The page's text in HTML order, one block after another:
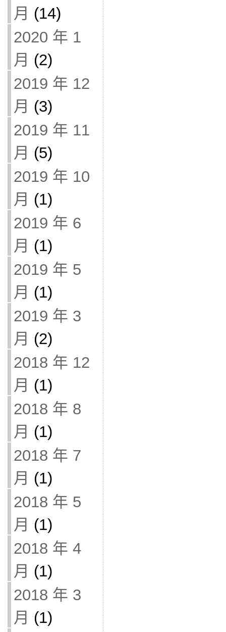
月 (14)
2020 年 1
月 (2)
2019 年 12
月 (3)
2019 年 11
月 (5)
2019 年 10
月 (1)
2019 年 6
月 (1)
2019 年 5
月 (1)
2019 年 3
月 (2)
2018 年 12
月 (1)
2018 年 8
月 (1)
2018 年 7
月 (1)
2018 年 5
月 (1)
2018 年 4
月 (1)
2018 年 3
月 (1)